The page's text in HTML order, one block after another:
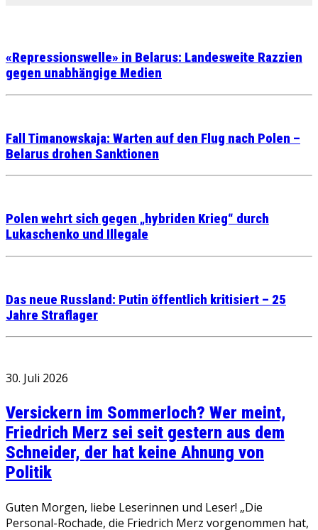
«Repressionswelle» in Belarus: Landesweite Razzien
gegen unabhängige Medien
Fall Timanowskaja: Warten auf den Flug nach Polen –
Belarus drohen Sanktionen
Polen wehrt sich gegen „hybriden Krieg“ durch
Lukaschenko und Illegale
Das neue Russland: Putin öffentlich kritisiert – 25
Jahre Straflager
30. Juli 2026
Versickern im Sommerloch? Wer meint,
Friedrich Merz sei seit gestern aus dem
Schneider, der hat keine Ahnung von
Politik
Guten Morgen, liebe Leserinnen und Leser! „Die
Personal-Rochade, die Friedrich Merz vorgenommen hat,